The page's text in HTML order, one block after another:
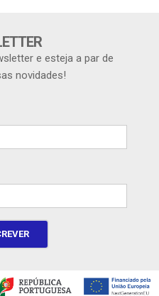
e esteja a par de
novidades!